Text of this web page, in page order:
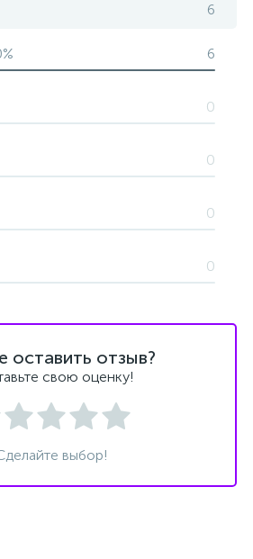
оставить отзыв?
свою оценку!
выбор!
6
6
0
0
0
0